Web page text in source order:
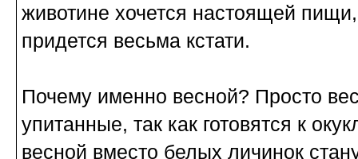
животине хочется настоящей
придется весьма кстати.
Почему именно весной? Просто
упитанные, так как готовятся к
весной вместо белых личинок